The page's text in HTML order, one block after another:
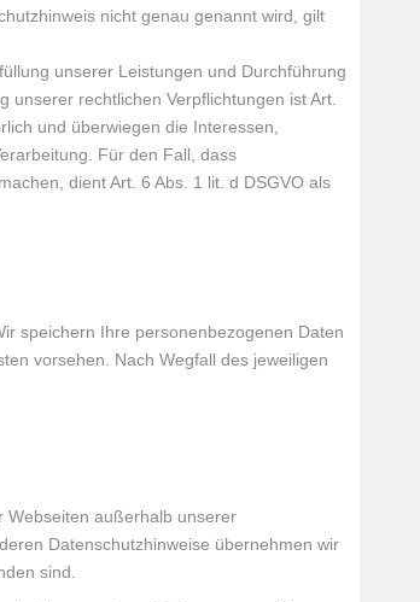
nicht genau genannt wird, gilt
unserer Leistungen und Durchführung
rechtlichen Verpflichtungen ist Art.
und überwiegen die Interessen,
Für den Fall, dass
dient Art. 6 Abs. 1 lit. d DSGVO als
speichern Ihre personenbezogenen Daten
vorsehen. Nach Wegfall des jeweiligen
Webseiten außerhalb unserer
Datenschutzhinweise übernehmen wir
sind.